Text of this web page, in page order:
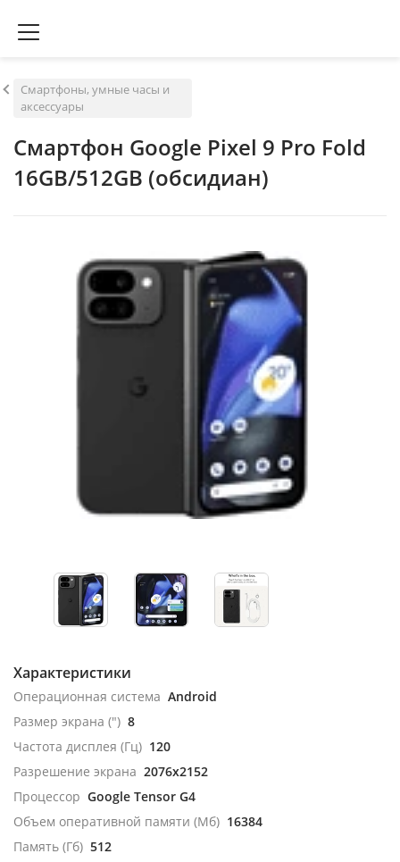
Смартфоны, умные часы и
аксессуары
Смартфон Google Pixel 9 Pro Fold
16GB/512GB (обсидиан)
Характеристики
Операционная система Android
Размер экрана (") 8
Частота дисплея (Гц) 120
Разрешение экрана 2076x2152
Процессор Google Tensor G4
Объем оперативной памяти (Мб) 16384
Память (Гб) 512